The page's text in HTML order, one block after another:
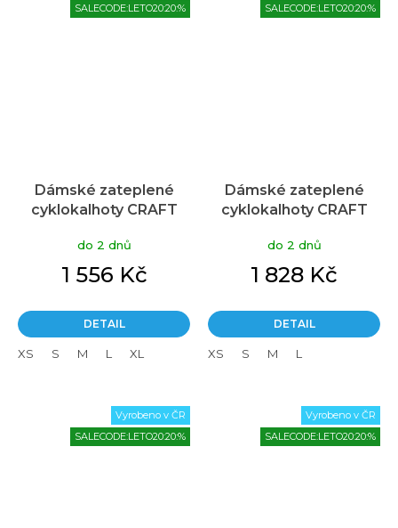
SALECODE:LETO20:20:%
Dámské zateplené
cyklokalhoty CRAFT
Tights (C3) šedé
do 2 dnů
1 556 Kč
DETAIL
XS S M L XL
SALECODE:LETO20:20:%
Dámské zateplené
cyklokalhoty CRAFT
(C3) černé
do 2 dnů
1 828 Kč
DETAIL
XS S M L
Vyrobeno v ČR
SALECODE:LETO20:20:%
Vyrobeno v ČR
SALECODE:LETO20:20:%